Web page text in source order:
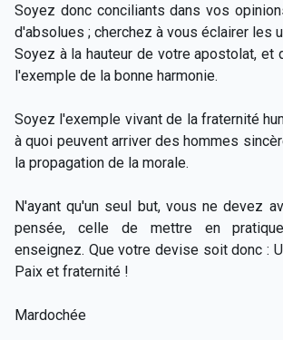
Soyez donc conciliants dans vos
d'absolues ; cherchez à vous éclairer les
Soyez à la hauteur de votre apostolat, et
l'exemple de la bonne harmonie.
Soyez l'exemple vivant de la fraternité
à quoi peuvent arriver des hommes
la propagation de la morale.
N'ayant qu'un seul but, vous ne devez
pensée, celle de mettre en
enseignez. Que votre devise soit donc :
Paix et fraternité !
Mardochée